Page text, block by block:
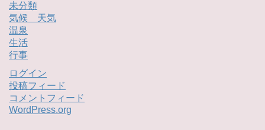
未分類
気候 天気
温泉
生活
行事
ログイン
投稿フィード
コメントフィード
WordPress.org